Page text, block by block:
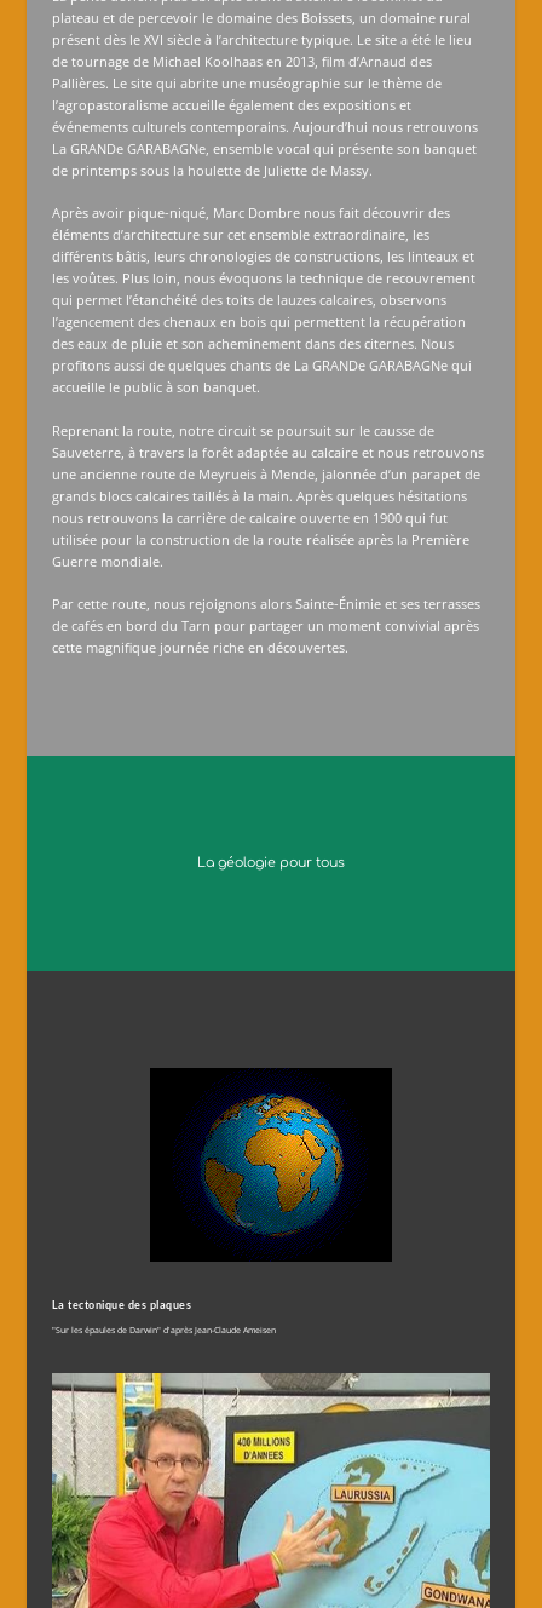
plateau et de percevoir le domaine des Boissets, un domaine rural
présent dès le XVI siècle à l’architecture typique. Le site a été le lieu
de tournage de Michael Koolhaas en 2013, film d’Arnaud des
Pallières. Le site qui abrite une muséographie sur le thème de
l’agropastoralisme accueille également des expositions et
événements culturels contemporains. Aujourd’hui nous retrouvons
La GRANDe GARABAGNe, ensemble vocal qui présente son banquet
de printemps sous la houlette de Juliette de Massy.
Après avoir pique-niqué, Marc Dombre nous fait découvrir des
éléments d’architecture sur cet ensemble extraordinaire, les
différents bâtis, leurs chronologies de constructions, les linteaux et
les voûtes. Plus loin, nous évoquons la technique de recouvrement
qui permet l’étanchéité des toits de lauzes calcaires, observons
l’agencement des chenaux en bois qui permettent la récupération
des eaux de pluie et son acheminement dans des citernes. Nous
profitons aussi de quelques chants de La GRANDe GARABAGNe qui
accueille le public à son banquet.
Reprenant la route, notre circuit se poursuit sur le causse de
Sauveterre, à travers la forêt adaptée au calcaire et nous retrouvons
une ancienne route de Meyrueis à Mende, jalonnée d’un parapet de
grands blocs calcaires taillés à la main. Après quelques hésitations
nous retrouvons la carrière de calcaire ouverte en 1900 qui fut
utilisée pour la construction de la route réalisée après la Première
Guerre mondiale.
Par cette route, nous rejoignons alors Sainte-Énimie et ses terrasses
de cafés en bord du Tarn pour partager un moment convivial après
cette magnifique journée riche en découvertes.
La géologie pour tous
La tectonique des plaques
"Sur les épaules de Darwin" d'après Jean-Claude Ameisen